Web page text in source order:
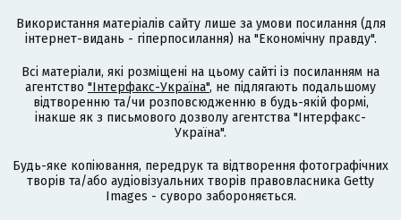
Використання матеріалів сайту лише за умови посилання (для
інтернет-видань - гіперпосилання) на "Економічну правду".
Всі матеріали, які розміщені на цьому сайті із посиланням на
агентство "Інтерфакс-Україна", не підлягають подальшому
відтворенню та/чи розповсюдженню в будь-якій формі,
інакше як з письмового дозволу агентства "Інтерфакс-
Україна".
Будь-яке копіювання, передрук та відтворення фотографічних
творів та/або аудіовізуальних творів правовласника Getty
Images - суворо забороняється.